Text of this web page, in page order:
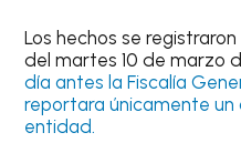
Los hechos se
del martes 10 de marzo
día antes la Fiscalía
reportara únicamente
entidad.